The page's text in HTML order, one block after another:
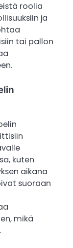
roolia
ja
tai pallon
kuten
aikana
suoraan
mikä